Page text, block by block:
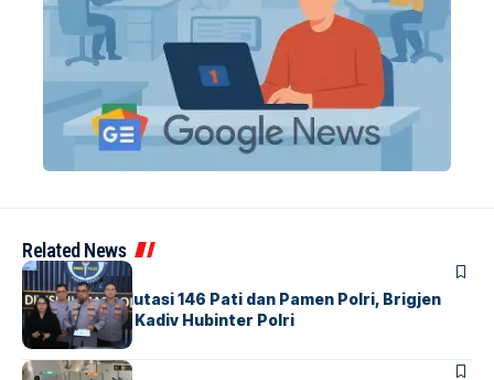
Related News
BERITA
Mabes Polri Mutasi 146 Pati dan Pamen Polri, Brigjen
Untung Jabat Kadiv Hubinter Polri
BANDARABERITA